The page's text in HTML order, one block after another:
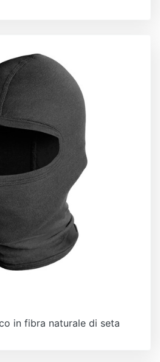
in fibra naturale di seta